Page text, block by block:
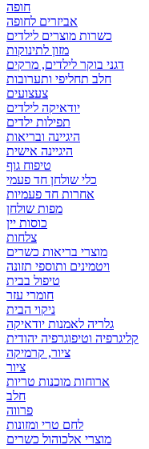
אביזרים לחופה
כשרות מוצרים לילדים
מזון לתינוקות
דגני בוקר לילדים, מרקים
חלב תחליפי ותערובות
צעצועים
יודאיקה לילדים
תפילות ילדים
היגיינה ובריאות
היגיינה אישית
טיפוח גוף
כלי שולחן חד פעמי
אחרות חד פעמיות
מפות שולחן
כוסות יין
צלחות
מוצרי בריאות כשרים
ויטמינים ותוספי תזונה
טיפול בבית
חומרי עזר
ניקוי הבית
גלריה לאמנות יודאיקה
קליגרפיה וטיפוגרפיה יהודית
ציור, קרמיקה
ציור
ארוחות מוכנות טריות
חלב
פרווה
לחם טרי ומזונות
מוצרי אלכוהול כשרים